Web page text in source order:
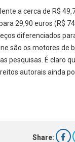
a cerca de R$
29,90 euros (R$
diferenciados
são os motores de
pesquisas. É claro
autorais ainda
Share: